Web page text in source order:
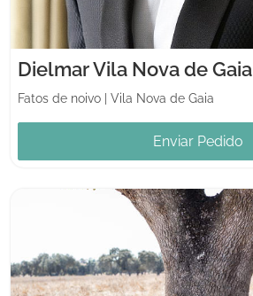
Dielmar Vila Nova de Gaia
Fatos de noivo Vila Nova de Gaia
Enviar Pedido